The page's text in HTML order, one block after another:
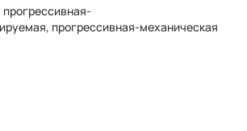
прогрессивная-механическая